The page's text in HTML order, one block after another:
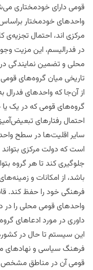
قومی دارای خودمختاری
واحدهای خودمختار
مرکزی اند، احتمال تجزیه‌ی
در فدرالیسم، این مزیت
محلی و تضمین نمایندگی در
تاریخی میان گروه‌های
از آن‌جا که واحدهای فدرال
گروه‌های قومی که در یک
احتمال رفتارهای
سایر اقلیت‌‌ها در سطح
است که دولت مرکزی بتواند
جلوگیری کند تا هر گروه
باشد، از امکانات و
فرهنگی خود را حفظ کند.
واحدهای قومی محلی را در
داوری در مورد ادعاهای
این سیستم تا حال در
فرهنگ سیاسی و نهادهای
قومی آن در مناطق مشخص